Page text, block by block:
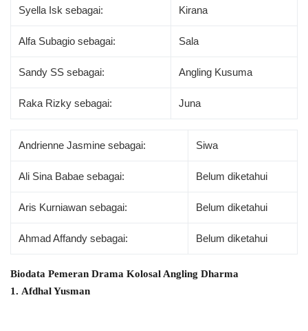
Syella Isk sebagai: Kirana
Alfa Subagio sebagai: Sala
Sandy SS sebagai: Angling Kusuma
Raka Rizky sebagai: Juna
Andrienne Jasmine sebagai: Siwa
Ali Sina Babae sebagai: Belum diketahui
Aris Kurniawan sebagai: Belum diketahui
Ahmad Affandy sebagai: Belum diketahui
Biodata Pemeran Drama Kolosal Angling Dharma
1. Afdhal Yusman